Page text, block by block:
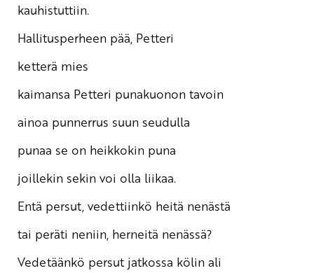
kauhistuttiin.
Hallitusperheen pää, Petteri
ketterä mies
kaimansa Petteri punakuonon tavoin
ainoa punnerrus suun seudulla
punaa se on heikkokin puna
joillekin sekin voi olla liikaa.
Entä persut, vedettiinkö heitä nenästä
tai peräti neniin, herneitä nenässä?
Vedetäänkö persut jatkossa kölin ali